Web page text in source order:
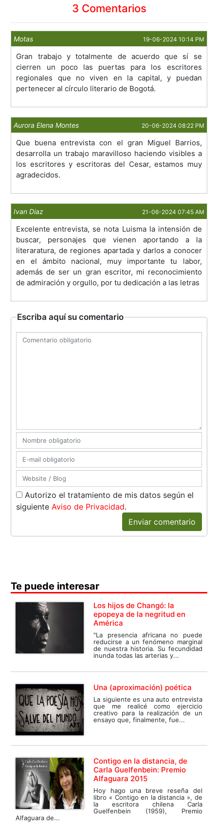
3 Comentarios
Motas 19-06-2024 10:14 PM
Gran trabajo y totalmente de acuerdo que sí se
cierren un poco las puertas para los escritores
regionales que no viven en la capital, y puedan
pertenecer al círculo literario de Bogotá.
Aurora Elena Montes 20-06-2024 08:22 PM
Que buena entrevista con el gran Miguel Barrios,
desarrolla un trabajo maravilloso haciendo visibles a
los escritores y escritoras del Cesar, estamos muy
agradecidos.
Ivan Diaz 21-06-2024 07:45 AM
Excelente entrevista, se nota Luisma la intensión de
buscar, personajes que vienen aportando a la
literaratura, de regiones apartada y darlos a conocer
en el ámbito nacional, muy importante tu labor,
además de ser un gran escritor, mi reconocimiento
de admiración y orgullo, por tu dedicación a las letras
Escriba aquí su comentario
Autorizo el tratamiento de mis datos según el
siguienteAviso de Privacidad.
Enviar comentario
Te puede interesar
Los hijos de Changó: la
epopeya de la negritud en
América
"La presencia africana no puede
reducirse a un fenómeno marginal
de nuestra historia. Su fecundidad
inunda todas las arterias y...
Una (aproximación) poética
La siguiente es una auto entrevista
que me realicé como ejercicio
creativo para la realización de un
ensayo que, finalmente, fue...
Contigo en la distancia, de
Carla Guelfenbein: Premio
Alfaguara 2015
Hoy hago una breve reseña del
libro « Contigo en la distancia », de
la escritora chilena Carla
Guelfenbein (1959), Premio
Alfaguara de...